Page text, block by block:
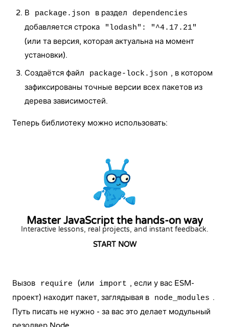
В
package.json в раздел dependencies
добавляется строка "lodash": "^4.17.21"
(или та версия, которая актуальна на момент
установки).
Создаётся файл
package-lock.json , в котором
зафиксированы точные версии всех пакетов из
дерева зависимостей.
Теперь библиотеку можно использовать:
Master JavaScript the hands-on way
Interactive lessons, real projects, and instant feedback.
START NOW
Вызов require (или import , если у вас ESM-
проект) находит пакет, заглядывая в
node_modules .
Путь писать не нужно - за вас это делает модульный